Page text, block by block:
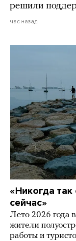
решили
час назад
«Никогда
сейчас»
Лето 2026 года
жители
работы и